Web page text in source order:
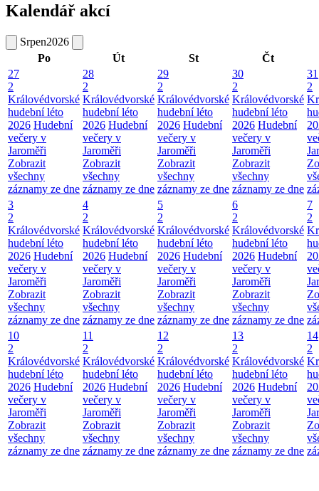
Kalendář akcí
Srpen2026
Po
Út St
Čt
27
2
Královédvorské
hudební léto
2026 Hudební
večery v
Jaroměři
Zobrazit
všechny
záznamy ze dne
28
2
Královédvorské
hudební léto
2026 Hudební
večery v
Jaroměři
Zobrazit
všechny
záznamy ze dne
29
2
Královédvorské
hudební léto
2026 Hudební
večery v
Jaroměři
Zobrazit
všechny
záznamy ze dne
30
2
Královédvorské
hudební léto
2026 Hudební
večery v
Jaroměři
Zobrazit
všechny
záznamy ze dne
31
2
3
2
Královédvorské
hudební léto
2026 Hudební
večery v
Jaroměři
Zobrazit
všechny
záznamy ze dne
4
2
Královédvorské
hudební léto
2026 Hudební
večery v
Jaroměři
Zobrazit
všechny
záznamy ze dne
5
2
Královédvorské
hudební léto
2026 Hudební
večery v
Jaroměři
Zobrazit
všechny
záznamy ze dne
6
2
Královédvorské
hudební léto
2026 Hudební
večery v
Jaroměři
Zobrazit
všechny
záznamy ze dne
7
2
10
2
Královédvorské
hudební léto
2026 Hudební
večery v
Jaroměři
Zobrazit
všechny
záznamy ze dne
11
2
Královédvorské
hudební léto
2026 Hudební
večery v
Jaroměři
Zobrazit
všechny
záznamy ze dne
12
2
Královédvorské
hudební léto
2026 Hudební
večery v
Jaroměři
Zobrazit
všechny
záznamy ze dne
13
2
Královédvorské
hudební léto
2026 Hudební
večery v
Jaroměři
Zobrazit
všechny
záznamy ze dne
14
2